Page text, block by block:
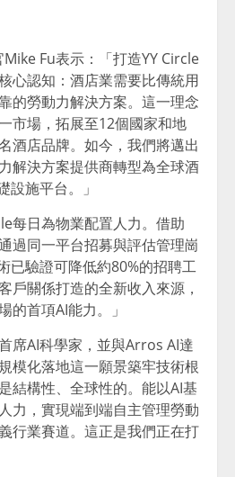
Fu表示：「打造YY Circle
心認知：酒店業需要比傳統用
的勞動力解決方案。這一理念
市場，拓展至12個國家和地
酒店品牌。如今，我們將邁出
決方案提供商轉型為全球酒
設施平台。」
每日為物業配置人力。借助
過同一平台招募與評估管理崗
已驗證可降低約80%的招聘工
戶關係打造的全新收入來源，
的首項AI能力。」
席AI科學家，並與Arros AI達
模化落地這一願景築牢技術根
結構性、全球性的。能以AI基
力，實現端到端自主管理勞動
行業賽道。這正是我們正在打